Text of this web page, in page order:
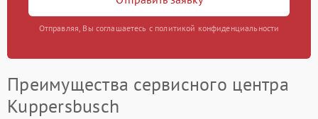
Отправляя, Вы соглашаетесь с политикой конфиденциальности
Преимущества сервисного центра
Kuppersbusch